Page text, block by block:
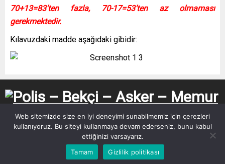
70+13=83’ten fazla, 70-17=53’ten az olmaması
gerekmektedir.
Kılavuzdaki madde aşağıdaki gibidir:
Web sitemizde size en iyi deneyimi sunabilmemiz için çerezleri
kullanıyoruz. Bu siteyi kullanmaya devam ederseniz, bunu kabul
ettiğinizi varsayarız.
Tamam
Gizlilik politikası